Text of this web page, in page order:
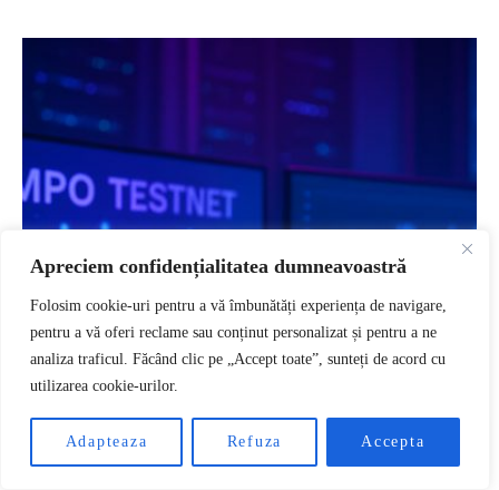
Apreciem confidențialitatea dumneavoastră
Folosim cookie-uri pentru a vă îmbunătăți experiența de navigare,
pentru a vă oferi reclame sau conținut personalizat și pentru a ne
analiza traficul. Făcând clic pe „Accept toate”, sunteți de acord cu
utilizarea cookie-urilor.
Adapteaza Refuza Accepta
RO